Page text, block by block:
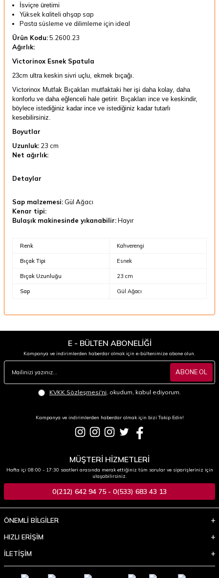
İsviçre üretimi
Yüksek kaliteli ahşap sap
Pasta süsleme ve dilimleme için ideal
Ürün Kodu:5.2600.23
Ağırlık:
Victorinox Esnek Spatula
23cm ultra keskin sivri uçlu, ekmek bıçağı.
Victorinox Mutfak Bıçakları mutfaktaki her işi daha kolay, daha
konforlu ve daha eğlenceli hale getirir. Bıçakları ince ve keskindir,
böylece istediğiniz kadar ince ve istediğiniz kadar tutarlı
kesebilirsiniz.
Boyutlar
Uzunluk: 23 cm
Net ağırlık:
Detaylar
Sap malzemesi: Gül Ağacı
Kenar tipi:
Bulaşık makinesinde yıkanabilir:Hayır
Renk Kahverengi
Bıçak Tipi Esnek
Bıçak Uzunluğu 23 cm
Sap Gül Ağacı
E - BÜLTEN ABONELİĞİ
Kampanya ve indirimlerden haberdar olmak için e-bültenimize abone olun.
ABONE OL
KVKK Sözleşmesi'ni , okudum, kabul ediyorum.
Kampanya ve indirimlerden haberdar olmak için bizi Takip Edin!
MÜŞTERİ HİZMETLERİ
Hafta içi 08:00 - 17:30 saatleri arasında merak ettiğiniz tüm sorular ve siparişleriniz için
ulaşabilirsiniz.
0(212) 642 94 75 - 0(533) 683 43 13
ÖNEMLİ BİLGİLER
HIZLI ERİŞİM
İLETİŞİM